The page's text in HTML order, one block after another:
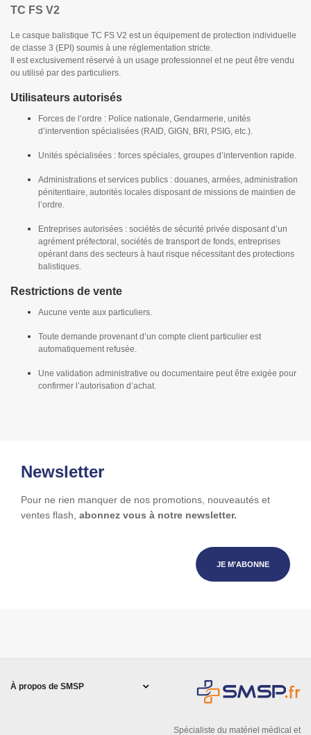
TC FS V2
Le casque balistique TC FS V2 est un équipement de protection individuelle
de classe 3 (EPI) soumis à une réglementation stricte.
Il est exclusivement réservé à un usage professionnel et ne peut être vendu
ou utilisé par des particuliers.
Utilisateurs autorisés
Forces de l’ordre : Police nationale, Gendarmerie, unités
d’intervention spécialisées (RAID, GIGN, BRI, PSIG, etc.).
Unités spécialisées : forces spéciales, groupes d’intervention rapide.
Administrations et services publics : douanes, armées, administration
pénitentiaire, autorités locales disposant de missions de maintien de
l’ordre.
Entreprises autorisées : sociétés de sécurité privée disposant d’un
agrément préfectoral, sociétés de transport de fonds, entreprises
opérant dans des secteurs à haut risque nécessitant des protections
balistiques.
Restrictions de vente
Aucune vente aux particuliers.
Toute demande provenant d’un compte client particulier est
automatiquement refusée.
Une validation administrative ou documentaire peut être exigée pour
confirmer l’autorisation d’achat.
Newsletter
Pour ne rien manquer de nos promotions, nouveautés et
ventes flash, abonnez vous à notre newsletter.
JE M’ABONNE
À propos de SMSP
Spécialiste du matériel médical et